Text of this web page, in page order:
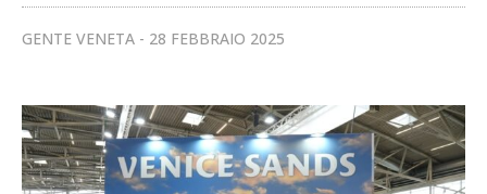
GENTE VENETA 28 FEBBRAIO 2025